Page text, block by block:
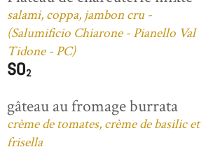
salami, coppa, jambon cru -
(Salumificio Chiarone - Pianello Val
Tidone - PC)
gâteau au fromage burrata
crème de tomates, crème de basilic et
frisella